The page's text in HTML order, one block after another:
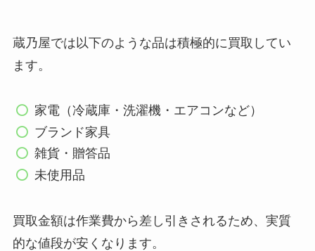
蔵乃屋では以下のような品は積極的に買取してい
ます。
家電（冷蔵庫・洗濯機・エアコンなど）
ブランド家具
雑貨・贈答品
未使用品
買取金額は作業費から差し引きされるため、実質
的な値段が安くなります。